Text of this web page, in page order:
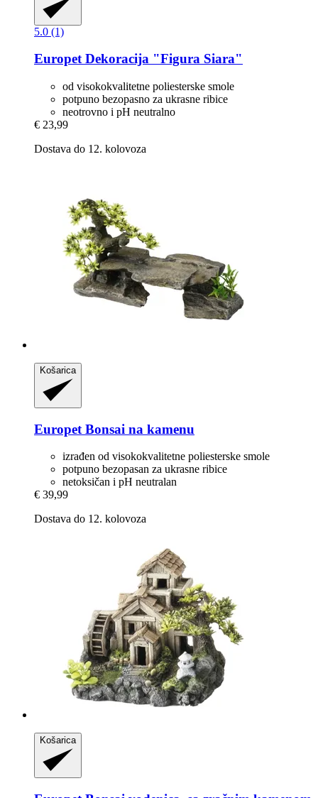
5.0 (1)
EuropetDekoracija "Figura Siara"
od visokokvalitetne poliesterske smole
potpuno bezopasno za ukrasne ribice
neotrovno i pH neutralno
€ 23,99
Dostava do 12. kolovoza
Košarica
Europet Bonsai na kamenu
izrađen od visokokvalitetne poliesterske smole
potpuno bezopasan za ukrasne ribice
netoksičan i pH neutralan
€ 39,99
Dostava do 12. kolovoza
Košarica